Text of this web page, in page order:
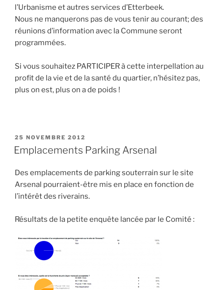
l’Urbanisme et autres services d’Etterbeek.
Nous ne manquerons pas de vous tenir au courant; des
réunions d’information avec la Commune seront
programmées.
Si vous souhaitez PARTICIPER à cette interpellation au
profit de la vie et de la santé du quartier, n’hésitez pas,
plus on est, plus on a de poids !
PUBLIÉ
LE
25 NOVEMBRE 2012
Emplacements Parking Arsenal
Des emplacements de parking souterrain sur le site
Arsenal pourraient-être mis en place en fonction de
l’intérêt des riverains.
Résultats de la petite enquête lancée par le Comité :